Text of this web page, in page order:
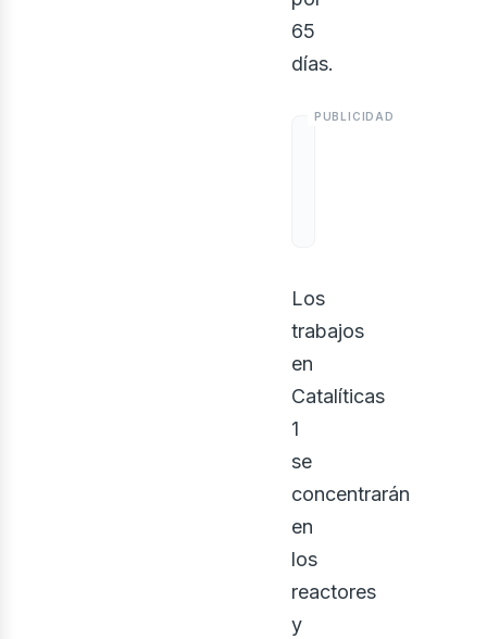
65
días.
Los
trabajos
en
Catalíticas
1
se
concentrarán
en
los
reactores
y